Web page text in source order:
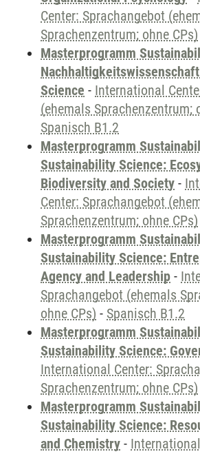
Center: Sprachangebot
Sprachenzentrum; ohne CPs)
Masterprogramm
Science - International
(ehemals Sprachenzentrum;
Spanisch B1.2
Masterprogramm
Sustainability Science:
Biodiversity and Society -
Center: Sprachangebot
Sprachenzentrum; ohne CPs)
Masterprogramm
Sustainability Science:
Agency and Leadership -
Sprachangebot (ehemals
ohne CPs) - Spanisch B1.2
Masterprogramm
Sustainability Science:
International Center:
Sprachenzentrum; ohne CPs)
Masterprogramm
Sustainability Science:
and Chemistry -